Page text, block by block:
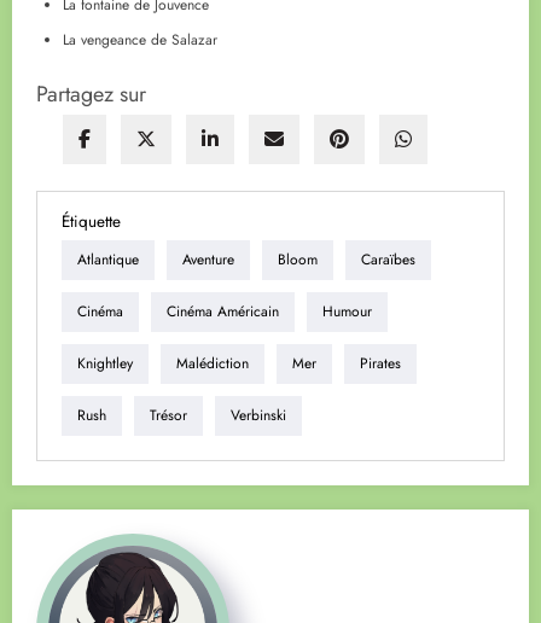
La fontaine de Jouvence
La vengeance de Salazar
Partagez sur
Étiquette
Atlantique Aventure Bloom Caraïbes
Cinéma Cinéma Américain Humour
Knightley Malédiction Mer Pirates
Rush Trésor Verbinski